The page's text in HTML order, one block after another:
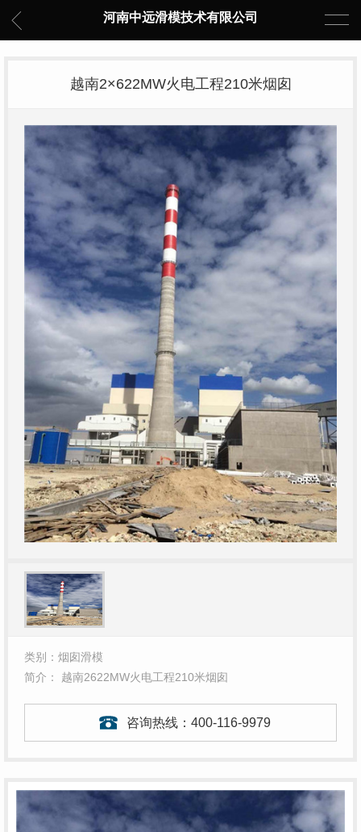
河南中远滑模技术有限公司
越南2×622MW火电工程210米烟囱
类别：烟囱滑模
简介： 越南2622MW火电工程210米烟囱
咨询热线： 400-116-9979